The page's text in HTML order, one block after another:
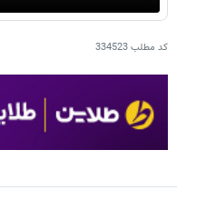
کد مطلب334523